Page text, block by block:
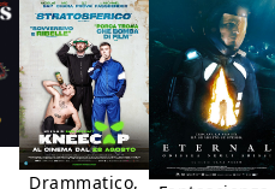
Drammatico,